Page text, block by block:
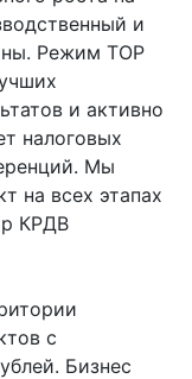
и
Режим ТОР
и активно
налоговых
Мы
на всех этапах
КРДВ
с
Бизнес